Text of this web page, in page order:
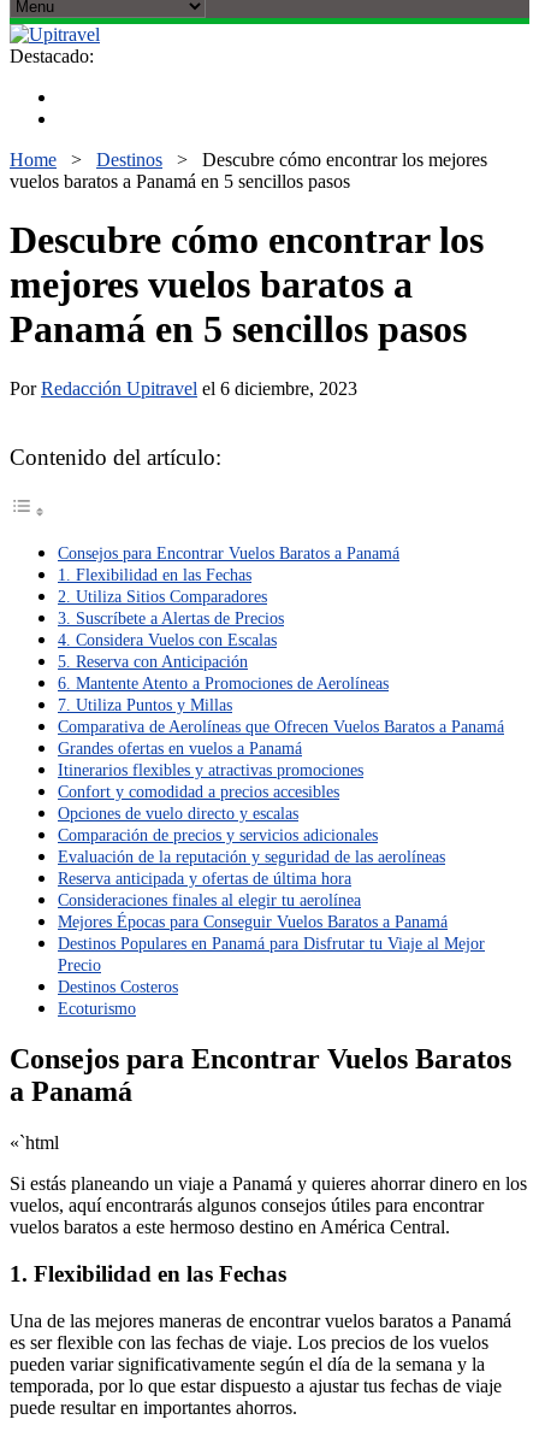
Destacado:
Home > Destinos > Descubre cómo encontrar los mejores
vuelos baratos a Panamá en 5 sencillos pasos
Descubre cómo encontrar los
mejores vuelos baratos a
Panamá en 5 sencillos pasos
PorRedacción Upitravel el 6 diciembre, 2023
Contenido del artículo:
Consejos para Encontrar Vuelos Baratos a Panamá
1. Flexibilidad en las Fechas
2. Utiliza Sitios Comparadores
3. Suscríbete a Alertas de Precios
4. Considera Vuelos con Escalas
5. Reserva con Anticipación
6. Mantente Atento a Promociones de Aerolíneas
7. Utiliza Puntos y Millas
Comparativa de Aerolíneas que Ofrecen Vuelos Baratos a Panamá
Grandes ofertas en vuelos a Panamá
Itinerarios flexibles y atractivas promociones
Confort y comodidad a precios accesibles
Opciones de vuelo directo y escalas
Comparación de precios y servicios adicionales
Evaluación de la reputación y seguridad de las aerolíneas
Reserva anticipada y ofertas de última hora
Consideraciones finales al elegir tu aerolínea
Mejores Épocas para Conseguir Vuelos Baratos a Panamá
Destinos Populares en Panamá para Disfrutar tu Viaje al Mejor
Precio
Destinos Costeros
Ecoturismo
Consejos para Encontrar Vuelos Baratos
a Panamá
«`html
Si estás planeando un viaje a Panamá y quieres ahorrar dinero en los
vuelos, aquí encontrarás algunos consejos útiles para encontrar
vuelos baratos a este hermoso destino en América Central.
1. Flexibilidad en las Fechas
Una de las mejores maneras de encontrar vuelos baratos a Panamá
es ser flexible con las fechas de viaje. Los precios de los vuelos
pueden variar significativamente según el día de la semana y la
temporada, por lo que estar dispuesto a ajustar tus fechas de viaje
puede resultar en importantes ahorros.